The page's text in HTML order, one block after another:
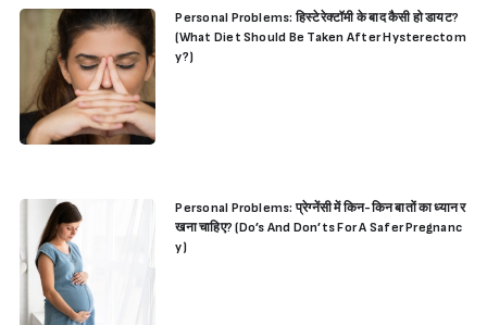
Personal Problems: हिस्टेरेक्टॉमी के बाद कैसी हो डायट?
(What Diet Should Be Taken After Hysterectom
y?)
Personal Problems: प्रेग्नेंसी में किन-किन बातों का ध्यान र
खना चाहिए? (Do’s And Don’ts For A Safer Pregnanc
y)